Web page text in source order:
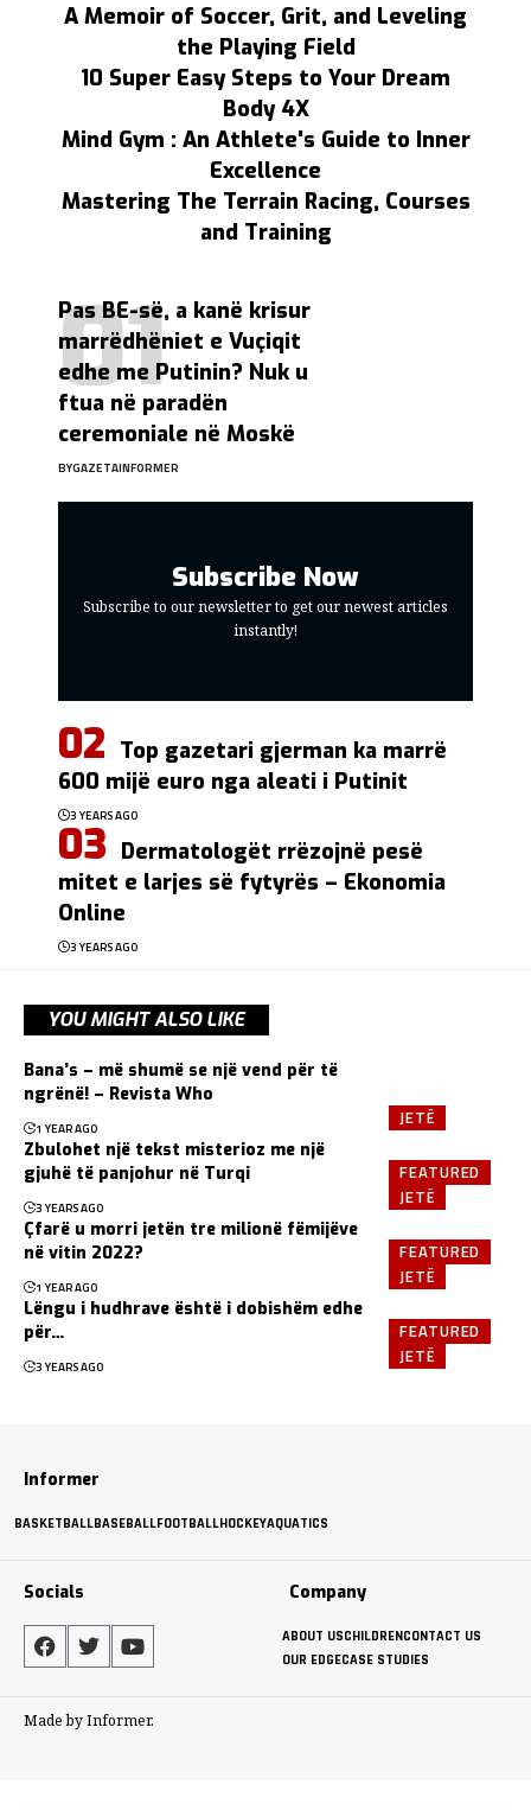
A Memoir of Soccer, Grit, and Leveling
the Playing Field
10 Super Easy Steps to Your Dream
Body 4X
Mind Gym : An Athlete's Guide to Inner
Excellence
Mastering The Terrain Racing, Courses
and Training
Pas BE-së, a kanë krisur
marrëdhëniet e Vuçiqit
edhe me Putinin? Nuk u
ftua në paradën
ceremoniale në Moskë
BYGAZETAINFORMER
Subscribe Now
Subscribe to our newsletter to get our newest articles
instantly!
Top gazetari gjerman ka marrë
600 mijë euro nga aleati i Putinit
3 YEARS AGO
Dermatologët rrëzojnë pesë
mitet e larjes së fytyrës – Ekonomia
Online
3 YEARS AGO
YOU MIGHT ALSO LIKE
JETË
Bana’s – më shumë se një vend për të
ngrënë! – Revista Who
1 YEAR AGO
FEATURED
JETË
Zbulohet një tekst misterioz me një
gjuhë të panjohur në Turqi
3 YEARS AGO
FEATURED
JETË
Çfarë u morri jetën tre milionë fëmijëve
në vitin 2022?
1 YEAR AGO
FEATURED
JETË
Lëngu i hudhrave është i dobishëm edhe
për…
3 YEARS AGO
Informer
BASKETBALLBASEBALLFOOTBALLHOCKEYAQUATICS
Socials Company
ABOUT USCHILDRENCONTACT US
OUR EDGECASE STUDIES
Made by Informer.